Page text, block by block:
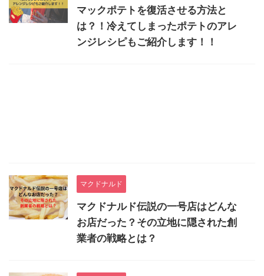
マックポテトを復活させる方法と
は？！冷えてしまったポテトのアレ
ンジレシピもご紹介します！！
マクドナルド
マクドナルド伝説の一号店はどんな
お店だった？その立地に隠された創
業者の戦略とは？